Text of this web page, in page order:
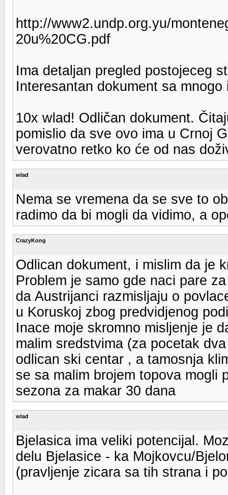
http://www2.undp.org.yu/
20u%20CG.pdf
Ima detaljan pregled postojeceg
Interesantan dokument sa mnogo
10x wlad! Odličan dokument.
pomislio da sve ovo ima u Crnoj
verovatno retko ko će od nas
wlad
Nema se vremena da se sve to
radimo da bi mogli da vidimo, a
CrazyKong
Odlican dokument, i mislim da je
Problem je samo gde naci pare
da Austrijanci razmisljaju o
u Koruskoj zbog predvidjenog
Inace moje skromno misljenje je
malim sredstvima (za pocetak
odlican ski centar , a tamosnja
se sa malim brojem topova mogli
sezona za makar 30 dana
wlad
Bjelasica ima veliki potencijal.
delu Bjelasice - ka Mojkovcu/
(pravljenje zicara sa tih strana i